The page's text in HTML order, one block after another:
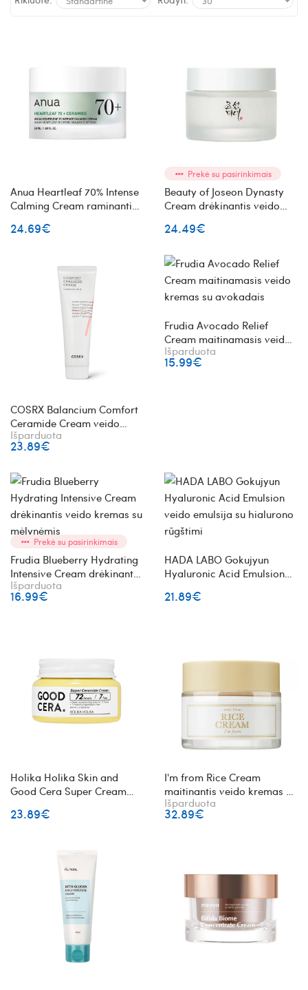
Anua Heartleaf 70% Intense
Calming Cream raminantis
24.69€
Prekė su pasirinkimais
Beauty of Joseon Dynasty
Cream drėkinantis veido
24.49€
COSRX Balancium Comfort
Ceramide Cream veido
kremas su keramidais
Išparduota
23.89€
Frudia Avocado Relief
Cream maitinamasis veido
kremas su avokadais
Išparduota
15.99€
Prekė su pasirinkimais
Frudia Blueberry Hydrating
Intensive Cream drėkinantis
veido kremas su mėlynėmis
Išparduota
16.99€
HADA LABO Gokujyun
Hyaluronic Acid Emulsion
rūgštimi
21.89€
Holika Holika Skin and
Good Cera Super Cream
23.89€
I'm from Rice Cream
maitinantis veido kremas su
ryžių ekstraktu
Išparduota
32.89€